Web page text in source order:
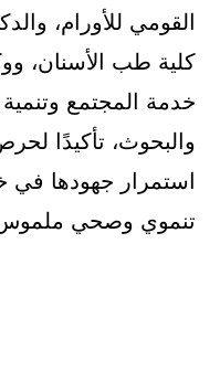
القومي للأورام،
كلية طب الأسنان،
خدمة المجتمع وتنمية
والبحوث، تأكيدًا
استمرار جهودها في
تنموي وصحي ملموس